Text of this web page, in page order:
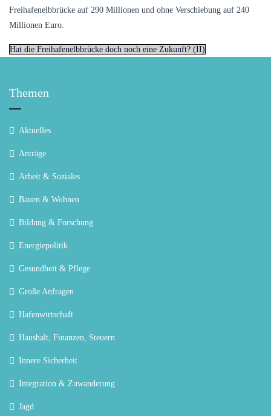
Freihafenelbbrücke auf 290 Millionen und ohne Verschiebung auf 240
Millionen Euro.
Hat die Freihafenelbbrücke doch noch eine Zukunft? (II)
Themen
Aktuelles
Anträge
Arbeit & Soziales
Bauen & Wohnen
Bildung & Forschung
Energiepolitik
Gesundheit & Pflege
Große Anfragen
Hafenwirtschaft
Haushalt, Finanzen, Steuern
Innere Sicherheit
Integration & Zuwanderung
Jagd